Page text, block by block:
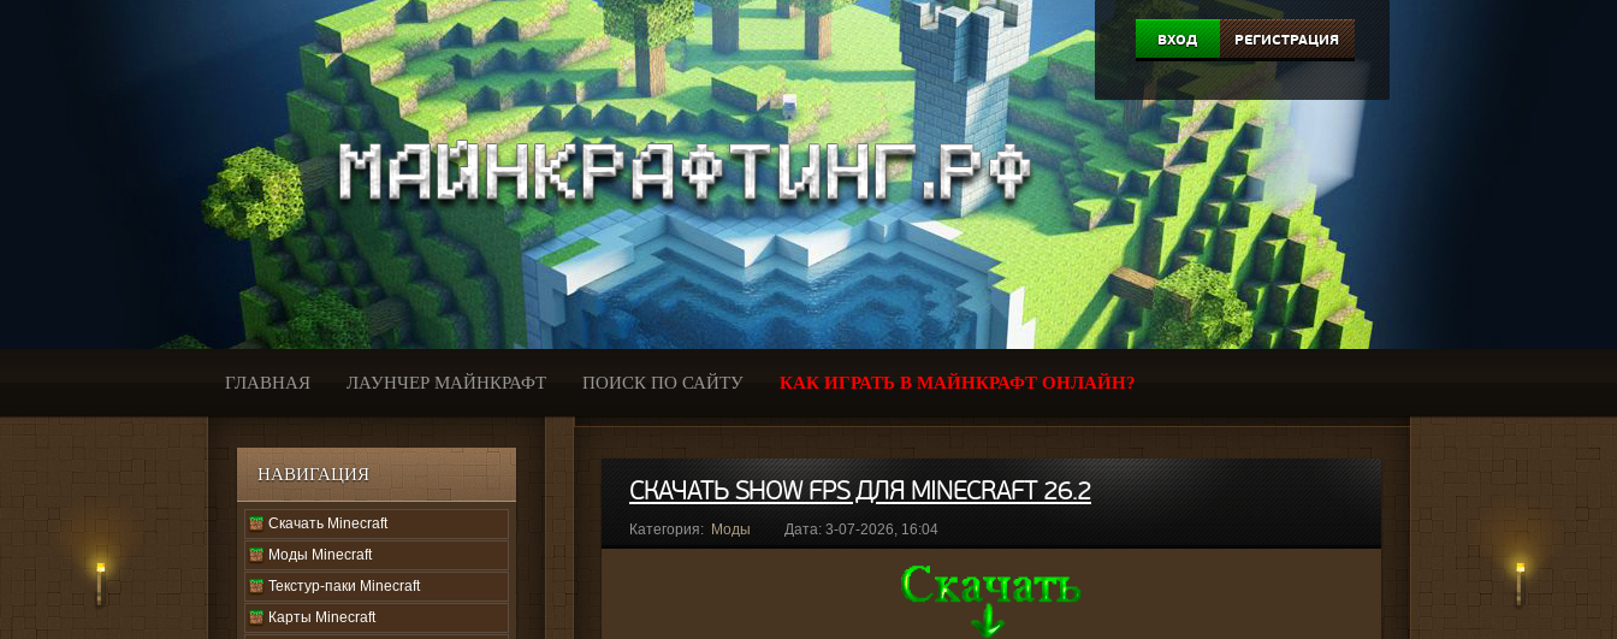
ВХОД РЕГИСТРАЦИЯ
ГЛАВНАЯ ЛАУНЧЕР МАЙНКРАФТ ПОИСК ПО САЙТУ КАК ИГРАТЬ В МАЙНКРАФТ ОНЛАЙН?
НАВИГАЦИЯ
Скачать Minecraft
Моды Minecraft
Текстур-паки Minecraft
Карты Minecraft
СКАЧАТЬ SHOW FPS ДЛЯ MINECRAFT 26.2
Категория: Моды Дата: 3-07-2026, 16:04